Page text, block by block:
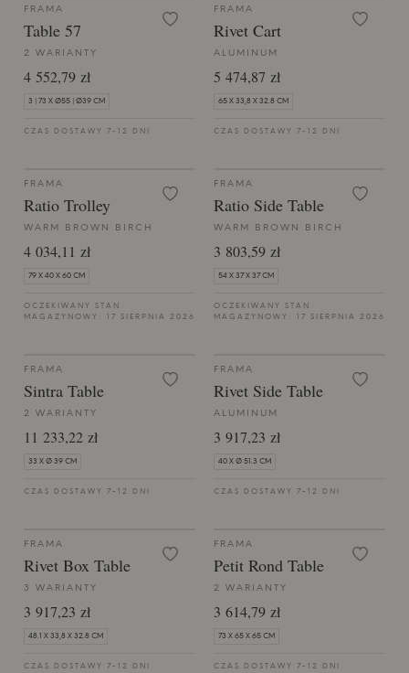
FRAMA
Table 57
2 WARIANTY
4 552,79 zł
3 | 73 X Ø55 | Ø39 CM
CZAS DOSTAWY 7-12 DNI
FRAMA
Rivet Cart
ALUMINUM
5 474,87 zł
65 X 33,8 X 32.8 CM
CZAS DOSTAWY 7-12 DNI
FRAMA
Ratio Trolley
WARM BROWN BIRCH
4 034,11 zł
79 X 40 X 60 CM
OCZEKIWANY STAN
MAGAZYNOWY: 17 SIERPNIA 2026
FRAMA
Ratio Side Table
WARM BROWN BIRCH
3 803,59 zł
54 X 37 X 37 CM
OCZEKIWANY STAN
MAGAZYNOWY: 17 SIERPNIA 2026
FRAMA
Sintra Table
2 WARIANTY
11 233,22 zł
33 X Ø 39 CM
CZAS DOSTAWY 7-12 DNI
FRAMA
Rivet Side Table
ALUMINUM
3 917,23 zł
40 X Ø 51.3 CM
CZAS DOSTAWY 7-12 DNI
FRAMA
Rivet Box Table
3 WARIANTY
3 917,23 zł
48.1 X 33,8 X 32.8 CM
CZAS DOSTAWY 7-12 DNI
FRAMA
Petit Rond Table
2 WARIANTY
3 614,79 zł
73 X 65 X 65 CM
CZAS DOSTAWY 7-12 DNI